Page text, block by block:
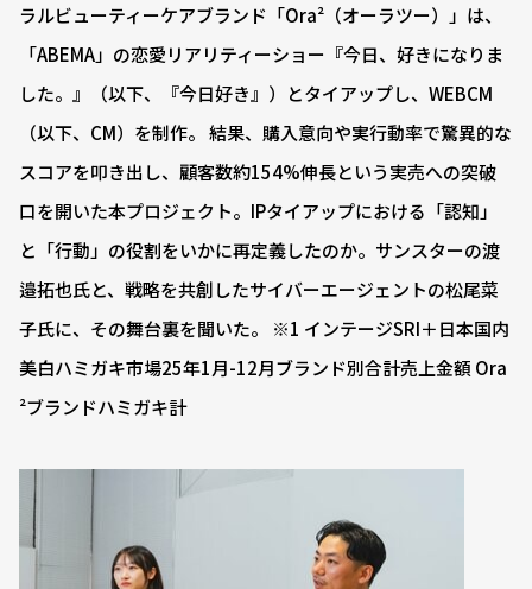
ラルビューティーケアブランド「Ora²（オーラツー）」は、
「ABEMA」の恋愛リアリティーショー『今日、好きになりま
した。』（以下、『今日好き』）とタイアップし、WEBCM
（以下、CM）を制作。 結果、購入意向や実行動率で驚異的な
スコアを叩き出し、顧客数約154%伸長という実売への突破
口を開いた本プロジェクト。IPタイアップにおける「認知」
と「行動」の役割をいかに再定義したのか。サンスターの渡
邉拓也氏と、戦略を共創したサイバーエージェントの松尾菜
子氏に、その舞台裏を聞いた。 ※1 インテージSRI＋日本国内
美白ハミガキ市場25年1月-12月ブランド別合計売上金額 Ora
²ブランドハミガキ計